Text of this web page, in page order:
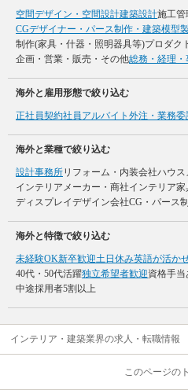
空間デザイン・空間設計建築設計施工管
CGデザイナー・パース制作・建築模型
制作(家具・什器・照明器具等)プロダク
企画・営業・販売・その他総務・経理・
海外と雇用形態で絞り込む
正社員契約社員アルバイト 外注・業務委
海外と業種で絞り込む
設計事務所リフォーム・内装会社ハウス
インテリアメーカー・商社インテリア
ディスプレイデザイン会社CG・パース
海外と特徴で絞り込む
未経験OK新卒歓迎土日休み英語が活か
40代・50代活躍独立希望者歓迎資格手当
中途採用者5割以上
インテリア・建築業界の求人・転職情報
このページの